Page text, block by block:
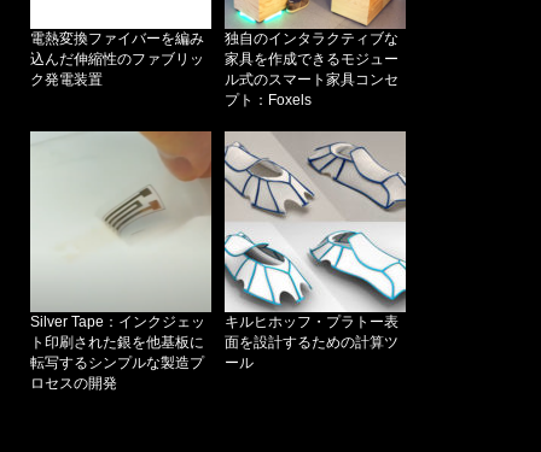
電熱変換ファイバーを編み
込んだ伸縮性のファブリッ
ク発電装置
独自のインタラクティブな
家具を作成できるモジュー
ル式のスマート家具コンセ
プト：Foxels
Silver Tape：インクジェッ
ト印刷された銀を他基板に
転写するシンプルな製造プ
ロセスの開発
キルヒホッフ・プラトー表
面を設計するための計算ツ
ール